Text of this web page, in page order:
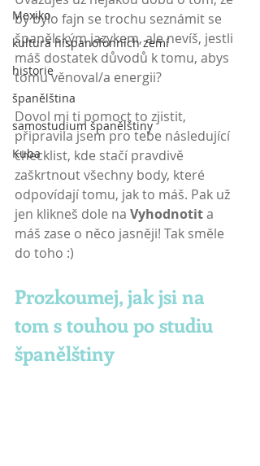
Mexiko
kultura hispanofonních zemí
historie
španělština
samostudium španělštiny
Kuba
by bylo fajn se trochu seznámit se
španělským jazykem, ale nevíš, jestli
máš dostatek důvodů k tomu, abys
tomu věnoval/a energii?
Dovol mi ti pomoct to zjistit,
připravila jsem pro tebe následující
checklist, kde stačí pravdivě
zaškrtnout všechny body, které
odpovídají tomu, jak to máš. Pak už
jen klikneš dole na Vyhodnotit a
máš zase o něco jasněji! Tak směle
do toho :)
Prozkoumej, jak jsi na
tom s touhou po studiu
španělštiny